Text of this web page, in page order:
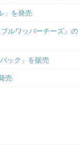
」を発売
ルワッパーチーズ』の
ック」を販売
売